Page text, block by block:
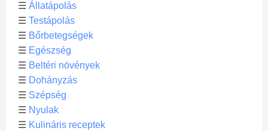
☰ Állatápolás
☰ Testápolás
☰ Bőrbetegségek
☰ Egészség
☰ Beltéri növények
☰ Dohányzás
☰ Szépség
☰ Nyulak
☰ Kulináris receptek